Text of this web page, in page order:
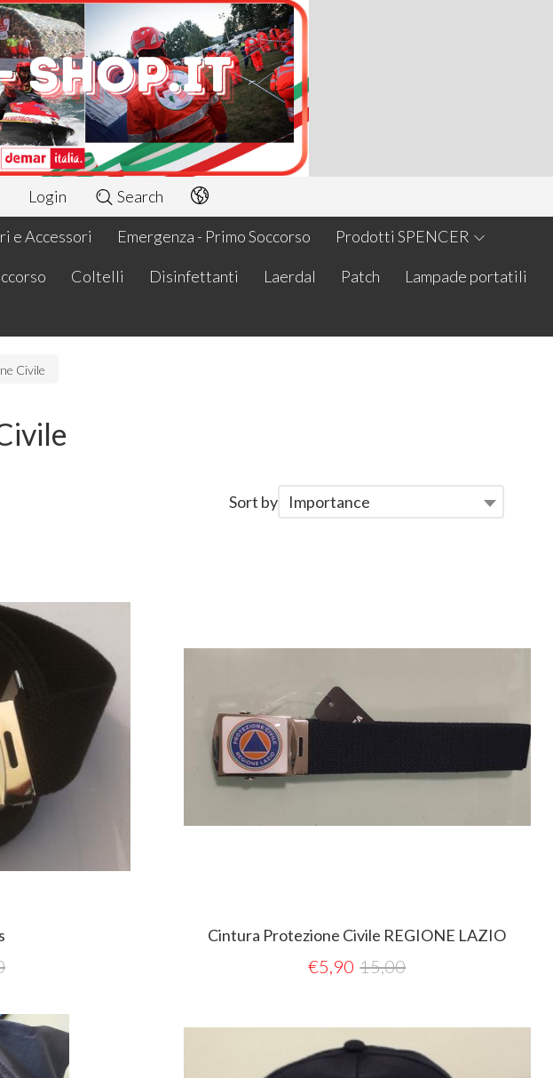
Login Search
e Accessori Emergenza - Primo Soccorso Prodotti SPENCER
Coltelli Disinfettanti Laerdal Patch Lampade portatili
Civile
Sort by Importance
Cintura Protezione Civile REGIONE LAZIO
€5,90 15,00